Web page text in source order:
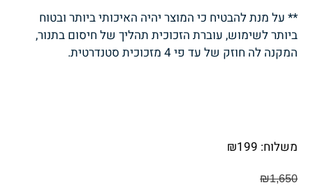
** על מנת להבטיח כי המוצר יהיה האיכותי ביותר ובטוח
ביותר לשימוש, עוברת הזכוכית תהליך של חיסום בתנור,
המקנה לה חוזק של עד פי 4 מזכוכית סטנדרטית.
משלוח: ₪199
₪1,650